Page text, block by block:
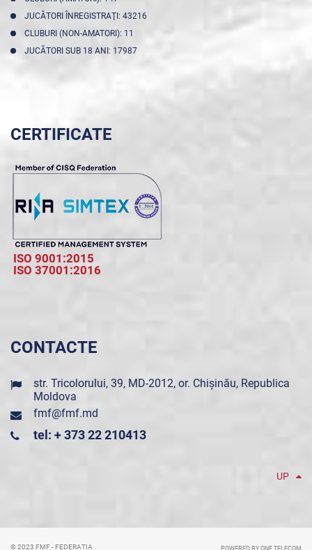
JUCĂTORI ÎNREGISTRAŢI: 43216
CLUBURI (NON-AMATORI): 11
JUCĂTORI SUB 18 ANI: 17987
CERTIFICATE
ISO 9001:2015
ISO 37001:2016
CONTACTE
str. Tricolorului, 39, MD-2012, or. Chișinău, Republica
Moldova
fmf@fmf.md
tel: + 373 22 210413
UP
© 2023 FMF - FEDERAȚIA POWERED BY ONE TELECOM